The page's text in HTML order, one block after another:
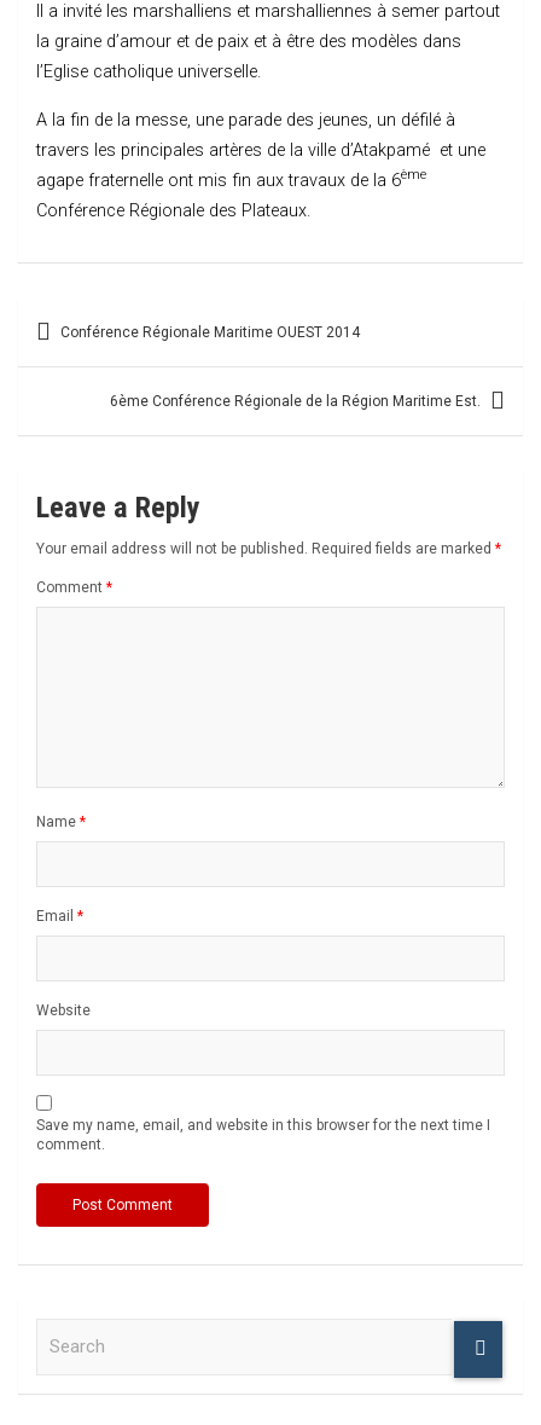
Il a invité les marshalliens et marshalliennes à semer partout
la graine d’amour et de paix et à être des modèles dans
l’Eglise catholique universelle.
A la fin de la messe, une parade des jeunes, un défilé à
travers les principales artères de la ville d’Atakpamé et une
agape fraternelle ont mis fin aux travaux de la 6ème
Conférence Régionale des Plateaux.
Post Conférence Régionale Maritime OUEST 2014
6ème Conférence Régionale de la Région Maritime Est.
Leave a Reply
Your email address will not be published. Required fields are marked *
Comment *
Name *
Email *
Website
Save my name, email, and website in this browser for the next time I
comment.